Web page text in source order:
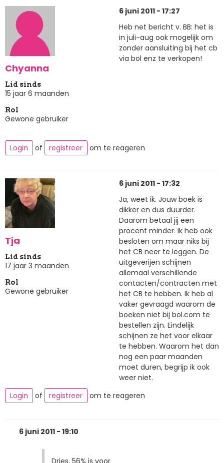
Chyanna
Lid sinds
15 jaar 6 maanden
Rol
Gewone gebruiker
6 juni 2011 - 17:27
Heb net bericht v. BB: het is
in juli-aug ook mogelijk om
zonder aansluiting bij het cb
via bol enz te verkopen!
Login of registreer om te reageren
Tja
Lid sinds
17 jaar 3 maanden
Rol
Gewone gebruiker
6 juni 2011 - 17:32
Ja, weet ik. Jouw boek is
dikker en dus duurder.
Daarom betaal jij een
procent minder. Ik heb ook
besloten om maar niks bij
het CB neer te leggen. De
uitgeverijen schijnen
allemaal verschillende
contacten/contracten met
het CB te hebben. Ik heb al
vaker gevraagd waarom de
boeken niet bij bol.com te
bestellen zijn. Eindelijk
schijnen ze het voor elkaar
te hebben. Waarom het dan
nog een paar maanden
moet duren, begrijp ik ook
weer niet.
Login
of registreer om te reageren
6 juni 2011 - 19:10